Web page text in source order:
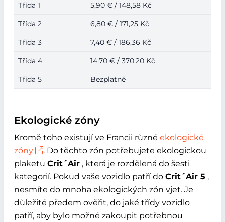
Třída 1 5,90 € / 148,58 Kč
Třída 2 6,80 € / 171,25 Kč
Třída 3 7,40 € / 186,36 Kč
Třída 4 14,70 € / 370,20 Kč
Třída 5 Bezplatně
Ekologické zóny
Kromě toho existují ve Francii různé ekologické
zóny
. Do těchto zón potřebujete ekologickou
plaketu Crit´Air , která je rozdělená do šesti
kategorií. Pokud vaše vozidlo patří do Crit´Air 5 ,
nesmíte do mnoha ekologických zón vjet. Je
důležité předem ověřit, do jaké třídy vozidlo
patří, aby bylo možné zakoupit potřebnou